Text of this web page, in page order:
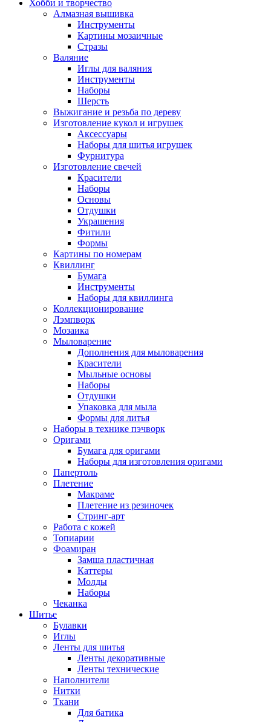
Хобби и творчество
Алмазная вышивка
Инструменты
Картины мозаичные
Стразы
Валяние
Иглы для валяния
Инструменты
Наборы
Шерсть
Выжигание и резьба по дереву
Изготовление кукол и игрушек
Аксессуары
Наборы для шитья игрушек
Фурнитура
Изготовление свечей
Красители
Наборы
Основы
Отдушки
Украшения
Фитили
Формы
Картины по номерам
Квиллинг
Бумага
Инструменты
Наборы для квиллинга
Коллекционирование
Лэмпворк
Мозаика
Мыловарение
Дополнения для мыловарения
Красители
Мыльные основы
Наборы
Отдушки
Упаковка для мыла
Формы для литья
Наборы в технике пэчворк
Оригами
Бумага для оригами
Наборы для изготовления оригами
Папертоль
Плетение
Макраме
Плетение из резиночек
Стринг-арт
Работа с кожей
Топиарии
Фоамиран
Замша пластичная
Каттеры
Молды
Наборы
Чеканка
Шитье
Булавки
Иглы
Ленты для шитья
Ленты декоративные
Ленты технические
Наполнители
Нитки
Ткани
Для батика